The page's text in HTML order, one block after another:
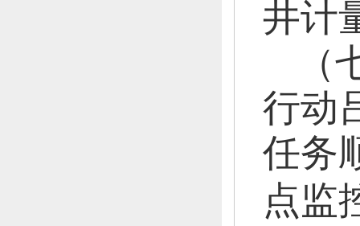
井计
（
行动
任务
点监